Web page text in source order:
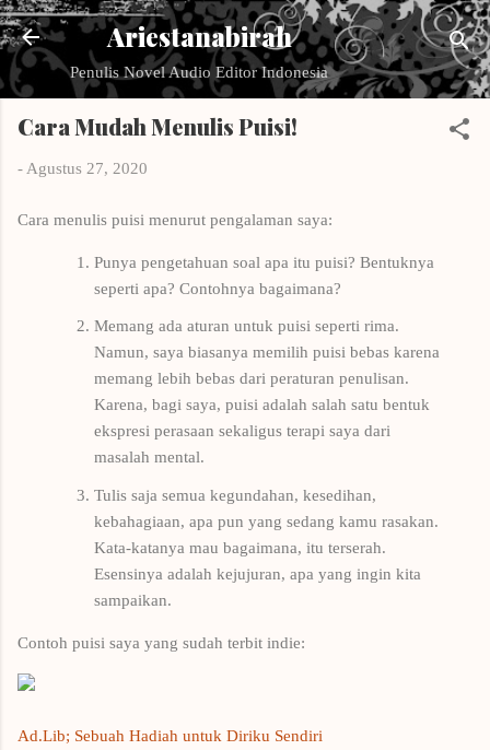
Langsung ke konten utama
Ariestanabirah
Penulis Novel Audio Editor Indonesia
Cara Mudah Menulis Puisi!
- Agustus 27, 2020
Cara menulis puisi menurut pengalaman saya:
Punya pengetahuan soal apa itu puisi? Bentuknya
seperti apa? Contohnya bagaimana?
Memang ada aturan untuk puisi seperti rima.
Namun, saya biasanya memilih puisi bebas karena
memang lebih bebas dari peraturan penulisan.
Karena, bagi saya, puisi adalah salah satu bentuk
ekspresi perasaan sekaligus terapi saya dari
masalah mental.
Tulis saja semua kegundahan, kesedihan,
kebahagiaan, apa pun yang sedang kamu rasakan.
Kata-katanya mau bagaimana, itu terserah.
Esensinya adalah kejujuran, apa yang ingin kita
sampaikan.
Contoh puisi saya yang sudah terbit indie:
Ad.Lib; Sebuah Hadiah untuk Diriku Sendiri